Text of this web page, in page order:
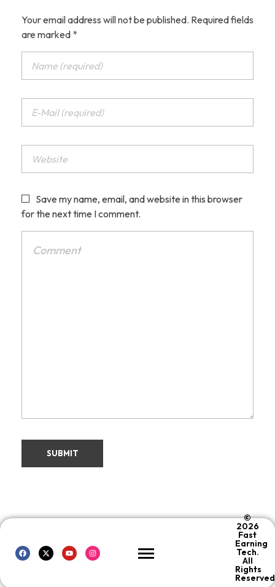
Your email address will not be published. Required fields
are marked *
Save my name, email, and website in this browser
for the next time I comment.
©
2026
Fast
Earning
Tech.
All
Rights